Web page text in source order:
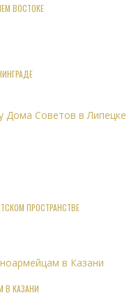
ВОСТОКЕ
ПРОСТРАНСТВЕ
В КАЗАНИ